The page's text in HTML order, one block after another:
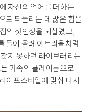
자신의 언어를 더하는
로 되돌리는 데 많은 힘을
의 첫인상을 되살렸고,
들어 올려 아트리움처럼
지 못하던 라이브러리는
가족의 플레이룸으로
이프스타일에 맞춰 다시